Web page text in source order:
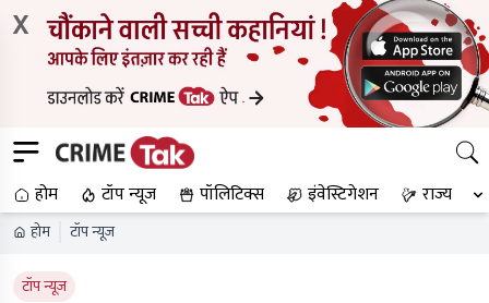
X
होम टॉप न्यूज पॉलिटिक्स इंवेस्टिगेशन राज्य
होम टॉप न्यूज
टॉप न्यूज